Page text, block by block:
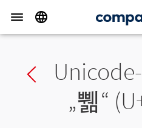
Previous char
„쀎“